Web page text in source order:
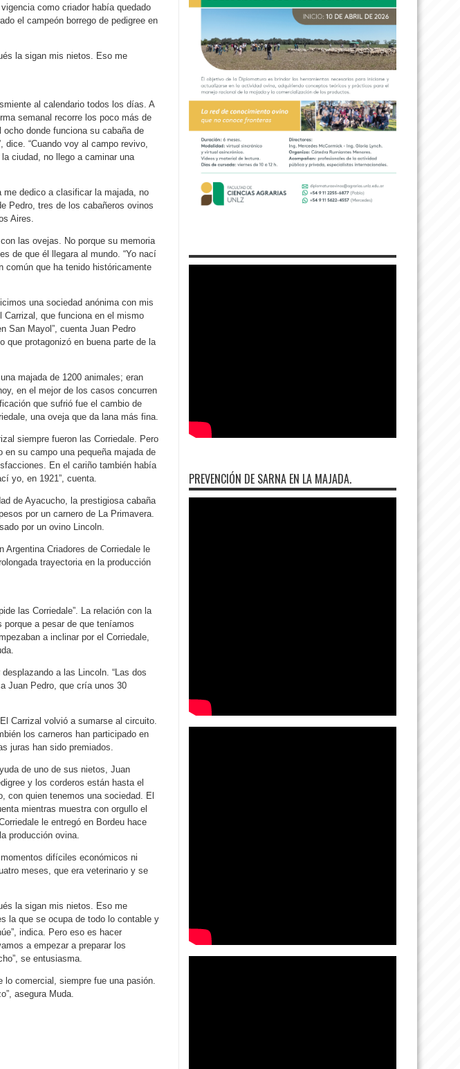
como criador había quedado
el campeón borrego de pedigree en
la sigan mis nietos. Eso me
al calendario todos los días. A
semanal recorre los poco más de
donde funciona su cabaña de
dice. “Cuando voy al campo revivo,
ciudad, no llego a caminar una
me dedico a clasificar la majada, no
Pedro, tres de los cabañeros ovinos
Aires.
las ovejas. No porque su memoria
de que él llegara al mundo. “Yo nací
común que ha tenido históricamente
una sociedad anónima con mis
que funciona en el mismo
San Mayol”, cuenta Juan Pedro
que protagonizó en buena parte de la
majada de 1200 animales; eran
en el mejor de los casos concurren
que sufrió fue el cambio de
una oveja que da lana más fina.
siempre fueron las Corriedale. Pero
su campo una pequeña majada de
En el cariño también había
yo, en 1921”, cuenta.
de Ayacucho, la prestigiosa cabaña
por un carnero de La Primavera.
por un ovino Lincoln.
Argentina Criadores de Corriedale le
trayectoria en la producción
las Corriedale”. La relación con la
a pesar de que teníamos
a inclinar por el Corriedale,
a las Lincoln. “Las dos
Juan Pedro, que cría unos 30
Carrizal volvió a sumarse al circuito.
los carneros han participado en
juras han sido premiados.
de uno de sus nietos, Juan
y los corderos están hasta el
con quien tenemos una sociedad. El
mientras muestra con orgullo el
le entregó en Bordeu hace
producción ovina.
difíciles económicos ni
meses, que era veterinario y se
la sigan mis nietos. Eso me
la que se ocupa de todo lo contable y
indica. Pero eso es hacer
a empezar a preparar los
se entusiasma.
comercial, siempre fue una pasión.
asegura Muda.
PREVENCIÓN DE SARNA EN LA MAJADA.